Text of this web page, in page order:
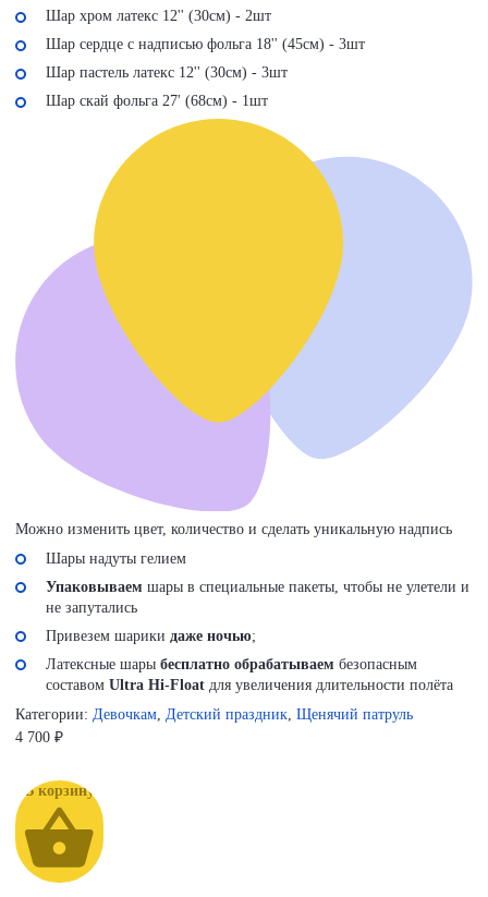
Шар хром латекс 12'' (30см) - 2шт
Шар сердце с надписью фольга 18'' (45см) - 3шт
Шар пастель латекс 12'' (30см) - 3шт
Шар скай фольга 27' (68см) - 1шт
Можно изменить цвет, количество и сделать уникальную надпись
Шары надуты гелием
Упаковываем шары в специальные пакеты, чтобы не улетели и
не запутались
Привезем шарики даже ночью;
Латексные шары бесплатно обрабатываем безопасным
составом Ultra Hi-Float для увеличения длительности полёта
Категории: Девочкам Детский праздник Щенячий патруль
4 700 ₽